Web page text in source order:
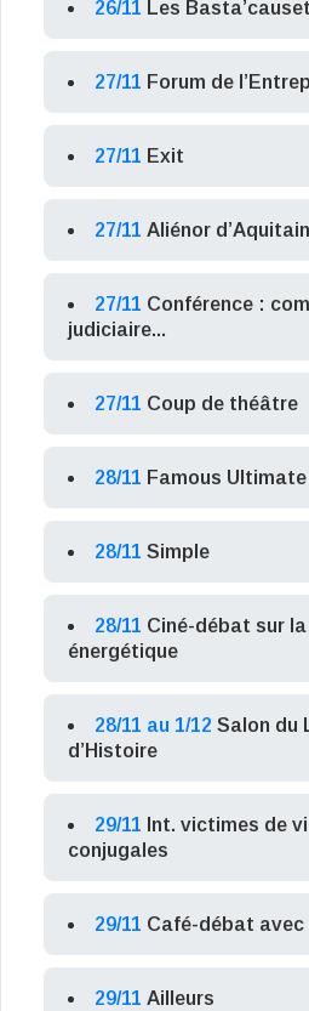
26/11 Les
27/11 Forum de
27/11 Exit
27/11 Aliénor
27/11 Conférence :
judiciaire...
27/11 Coup de théâtre
28/11 Famous
28/11 Simple
28/11 Ciné-débat sur
énergétique
28/11 au 1/12 Salon du
d’Histoire
29/11 Int. victimes de
conjugales
29/11 Café-débat avec
29/11 Ailleurs